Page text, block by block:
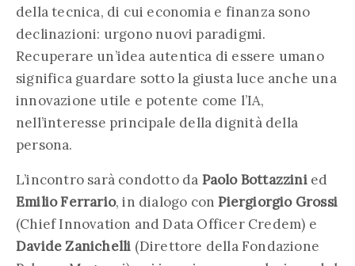
della tecnica, di cui economia e finanza sono
declinazioni: urgono nuovi paradigmi.
Recuperare un’idea autentica di essere umano
significa guardare sotto la giusta luce anche una
innovazione utile e potente come l’IA,
nell’interesse principale della dignità della
persona.
L’incontro sarà condotto da Paolo Bottazzinied
Emilio Ferrario, in dialogo conPiergiorgio Grossi
(Chief Innovation and Data Officer Credem) e
Davide Zanichelli (Direttore della Fondazione